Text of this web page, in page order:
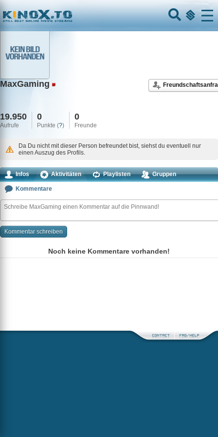
Home
Menu
MaxGaming
19.950
Aufrufe
0
Punkte (?)
0
Freunde
Da Du nicht mit dieser Person befreundet bist, siehst du eventuell nur
einen Auszug des Profils.
Infos Aktivitäten Playlisten Gruppen
Kommentare
Noch keine Kommentare vorhanden!